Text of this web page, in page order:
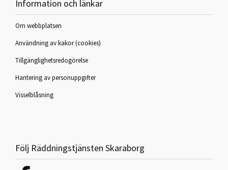
Information och länkar
Om webbplatsen
Användning av kakor (cookies)
Tillgänglighetsredogörelse
Hantering av personuppgifter
Visselblåsning
Följ Räddningstjänsten Skaraborg